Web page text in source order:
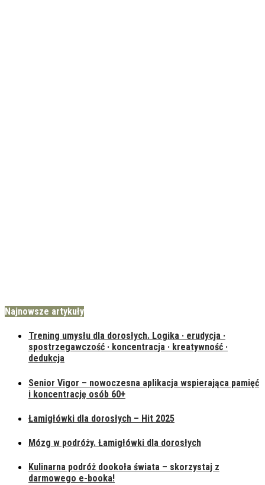
Najnowsze artykuły
Trening umysłu dla dorosłych. Logika · erudycja ·
spostrzegawczość · koncentracja · kreatywność ·
dedukcja
Senior Vigor – nowoczesna aplikacja wspierająca pamięć
i koncentrację osób 60+
Łamigłówki dla dorosłych – Hit 2025
Mózg w podróży. Łamigłówki dla dorosłych
Kulinarna podróż dookoła świata – skorzystaj z
darmowego e-booka!